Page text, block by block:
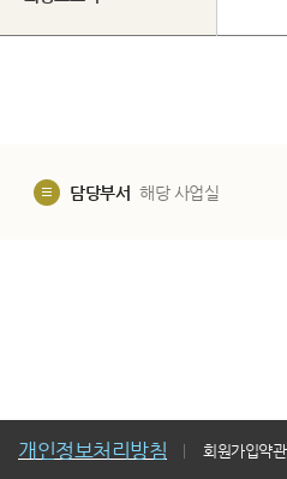
담당부서 해당 사업실
개인정보처리방침 회원가입약관